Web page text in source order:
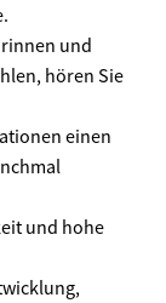
und
hören Sie
einen
und hohe